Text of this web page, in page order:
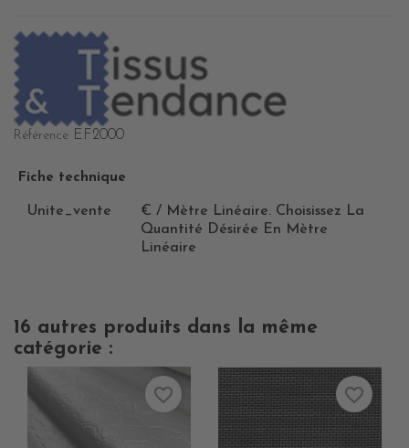
Référence EF2000
Fiche technique
Unite_vente
€ / Mètre Linéaire. Choisissez La
Quantité Désirée En Mètre
Linéaire
16 autres produits dans la même
catégorie :
favorite_border favorite_border